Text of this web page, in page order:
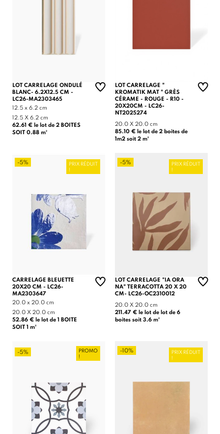
LOT CARRELAGE ONDULÉ
BLANC- 6.2X12.5 CM -
LC26-MA2303465
12.5 x 6.2 cm
12.5 X 6.2 cm
62.61 € le lot de 2 BOITES
SOIT 0.88 m²
LOT CARRELAGE "
KROMATIK MAT " GRÈS
CÉRAME - ROUGE - R10 -
20X20CM - LC26-
NT2025274
20.0 X 20.0 cm
85.10 € le lot de 2 boites de
1m2 soit 2 m²
-5%
PRIX RÉDUIT
!
CARRELAGE BLEUETTE
20X20 CM - LC26-
MA2303647
20.0 x 20.0 cm
20.0 X 20.0 cm
52.86 € le lot de 1 BOITE
SOIT 1 m²
-5%
PRIX RÉDUIT
!
LOT CARRELAGE "IA ORA
NA" TERRACOTTA 20 X 20
CM- LC26-OC2310012
20.0 X 20.0 cm
211.47 € le lot de lot de 6
boites soit 3.6 m²
PROMO
!
-5% -10%
PRIX RÉDUIT
!